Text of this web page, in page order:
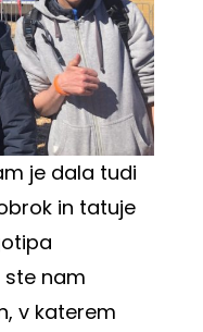
je dala tudi
in tatuje
ste nam
v katerem